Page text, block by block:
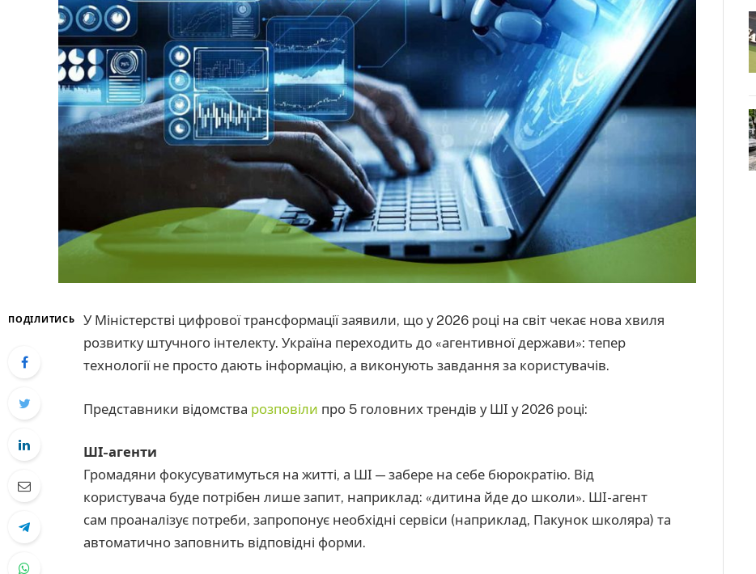
ПОДІЛИТИСЬ
У Міністерстві цифрової трансформації заявили, що у 2026 році на світ чекає нова хвиля
розвитку штучного інтелекту. Україна переходить до «агентивної держави»: тепер
технології не просто дають інформацію, а виконують завдання за користувачів.
Представники відомства розповіли про 5 головних трендів у ШІ у 2026 році:
ШІ-агенти
Громадяни фокусуватимуться на житті, а ШІ — забере на себе бюрократію. Від
користувача буде потрібен лише запит, наприклад: «дитина йде до школи». ШІ-агент
сам проаналізує потреби, запропонує необхідні сервіси (наприклад, Пакунок школяра) та
автоматично заповнить відповідні форми.